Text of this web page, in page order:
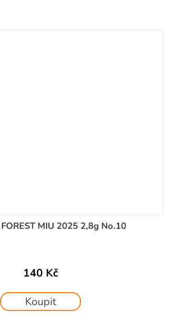
MIU 2025 2,8g No.10
140 Kč
Koupit